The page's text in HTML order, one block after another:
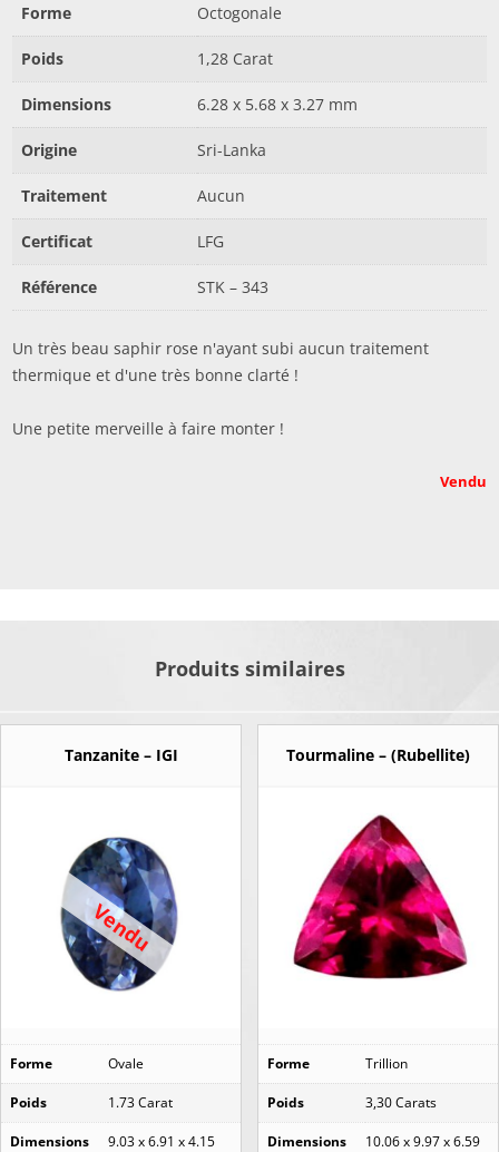
Forme Octogonale
Poids 1,28 Carat
Dimensions 6.28 x 5.68 x 3.27 mm
Origine Sri-Lanka
Traitement Aucun
Certificat LFG
Référence STK – 343
Un très beau saphir rose n'ayant subi aucun traitement
thermique et d'une très bonne clarté !
Une petite merveille à faire monter !
Vendu
Produits similaires
Tanzanite – IGI
Vendu
Forme Ovale
Poids 1.73 Carat
Dimensions
9.03 x 6.91 x 4.15
Tourmaline – (Rubellite)
Forme Trillion
Poids 3,30 Carats
Dimensions
10.06 x 9.97 x 6.59